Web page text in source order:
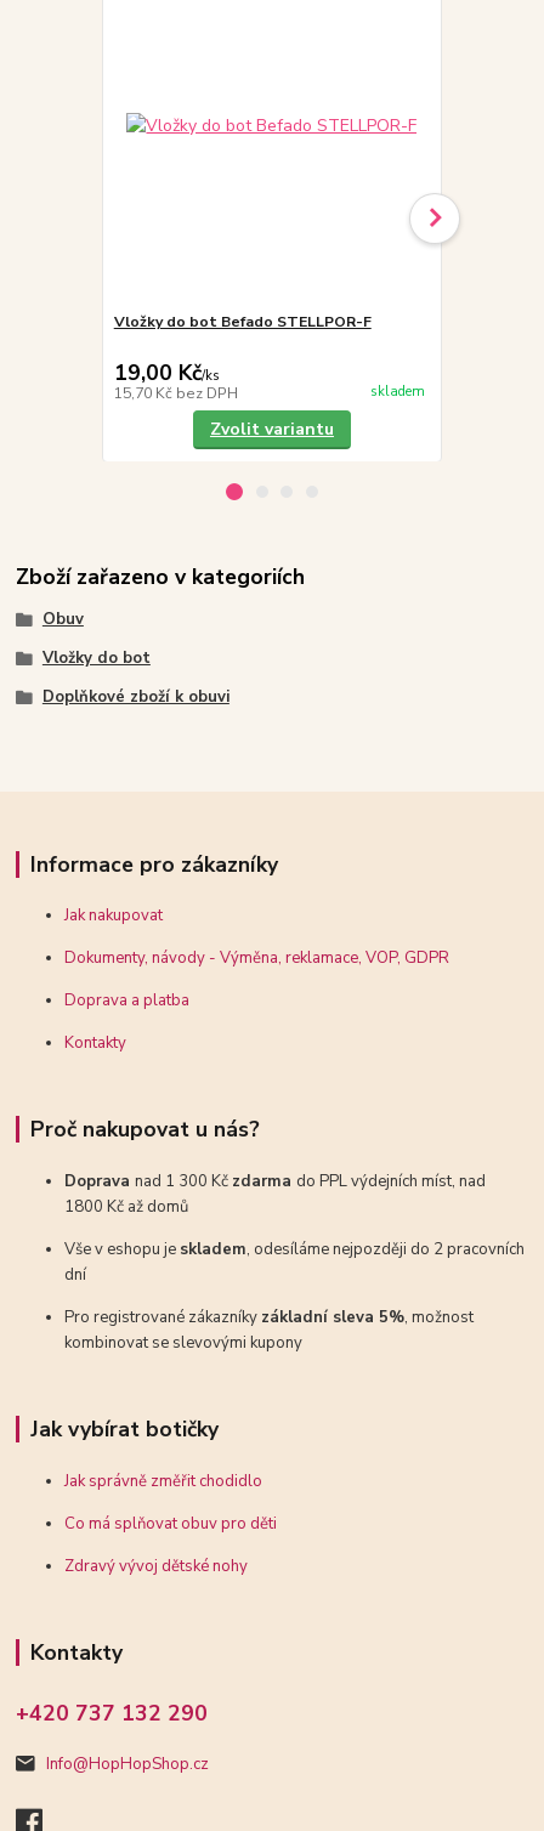
Vložky do bot Befado STELLPOR-F
19,00 Kč/ks
15,70 Kč bez DPH skladem
Zvolit variantu
Zboží zařazeno v kategoriích
Obuv
Vložky do bot
Doplňkové zboží k obuvi
Informace pro zákazníky
Jak nakupovat
Dokumenty, návody - Výměna, reklamace, VOP, GDPR
Doprava a platba
Kontakty
Proč nakupovat u nás?
Dopravanad 1 300 Kč zdarma do PPL výdejních míst, nad
1800 Kč až domů
Vše v eshopu je skladem, odesíláme nejpozději do 2 pracovních
dní
Pro registrované zákazníky základní sleva 5%, možnost
kombinovat se slevovými kupony
Jak vybírat botičky
Jak správně změřit chodidlo
Co má splňovat obuv pro děti
Zdravý vývoj dětské nohy
Kontakty
+420 737 132 290
Info@HopHopShop.cz